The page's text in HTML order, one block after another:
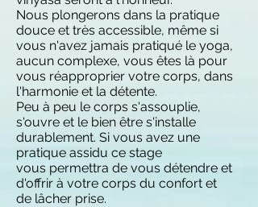
Nous plongerons dans la pratique
douce et très accessible, même si
vous n'avez jamais pratiqué le yoga,
aucun complexe, vous êtes là pour
vous réapproprier votre corps, dans
l'harmonie et la détente.
Peu à peu le corps s'assouplie,
s'ouvre et le bien être s'installe
durablement. Si vous avez une
pratique assidu ce stage
vous permettra de vous détendre et
d'offrir à votre corps du confort et
de lâcher prise.